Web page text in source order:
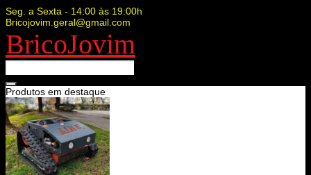
Seg. a Sexta - 14:00 às 19:00h
Bricojovim.geral@gmail.com
BricoJovim
Produtos em destaque